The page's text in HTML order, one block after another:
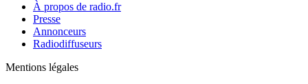
À propos de radio.fr
Presse
Annonceurs
Radiodiffuseurs
Mentions légales